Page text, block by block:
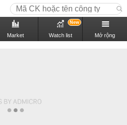
Market Watch list
New
Mở rộng